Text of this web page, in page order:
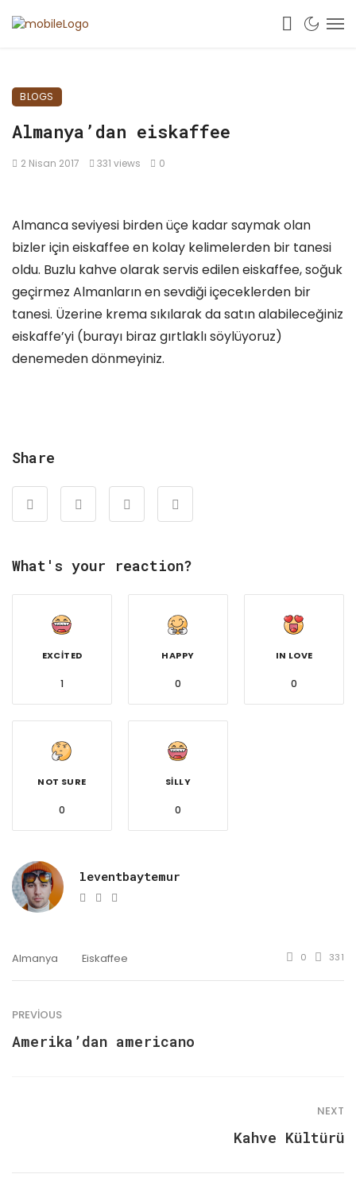
BLOGS
Almanya’dan eiskaffee
2 Nisan 2017 331 views 0
Almanca seviyesi birden üçe kadar saymak olan
bizler için eiskaffee en kolay kelimelerden bir tanesi
oldu. Buzlu kahve olarak servis edilen eiskaffee, soğuk
geçirmez Almanların en sevdiği içeceklerden bir
tanesi. Üzerine krema sıkılarak da satın alabileceğiniz
eiskaffe’yi (burayı biraz gırtlaklı söylüyoruz)
denemeden dönmeyiniz.
Share
What's your reaction?
EXCITED
1
HAPPY
0
IN LOVE
0
NOT SURE
0
SILLY
0
leventbaytemur
e-
Website
Almanya Eiskaffee 0 331
PREVIOUS
Amerika’dan americano
NEXT
Kahve Kültürü